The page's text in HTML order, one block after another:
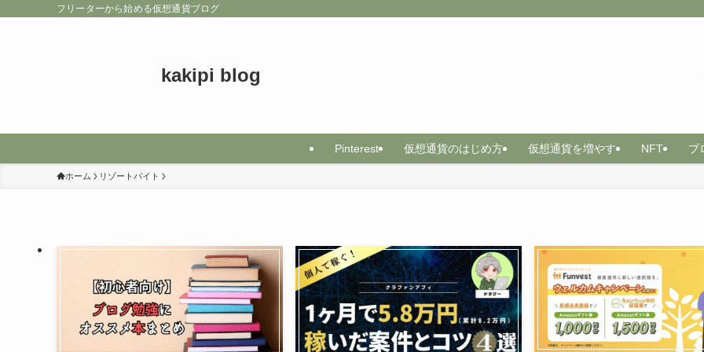
フリーターから始める仮想通貨ブログ
kakipi blog
Pinterest 仮想通貨のはじめ方 仮想通貨を増やす NFT ブ
ホーム リゾートバイト